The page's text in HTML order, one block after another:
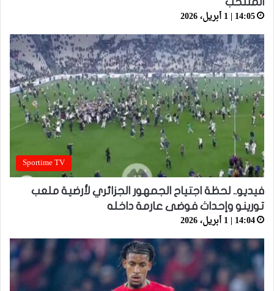
14:05 | 1 أبريل، 2026
Sportime TV
فيديو.. لحظة اجتياح الجمهور الجزائري لأرضية ملعب
تورينو وإحداث فوضى عارمة داخله
14:04 | 1 أبريل، 2026